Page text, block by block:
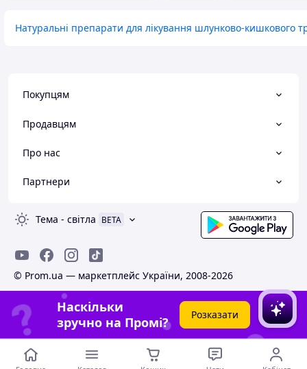
Натуральні препарати для лікування шлунково-кишкового
Покупцям
Продавцям
Про нас
Партнери
Тема - світла BETA
© Prom.ua — маркетплейс України, 2008-2026
Наскільки
зручно на Промі?
Розказати